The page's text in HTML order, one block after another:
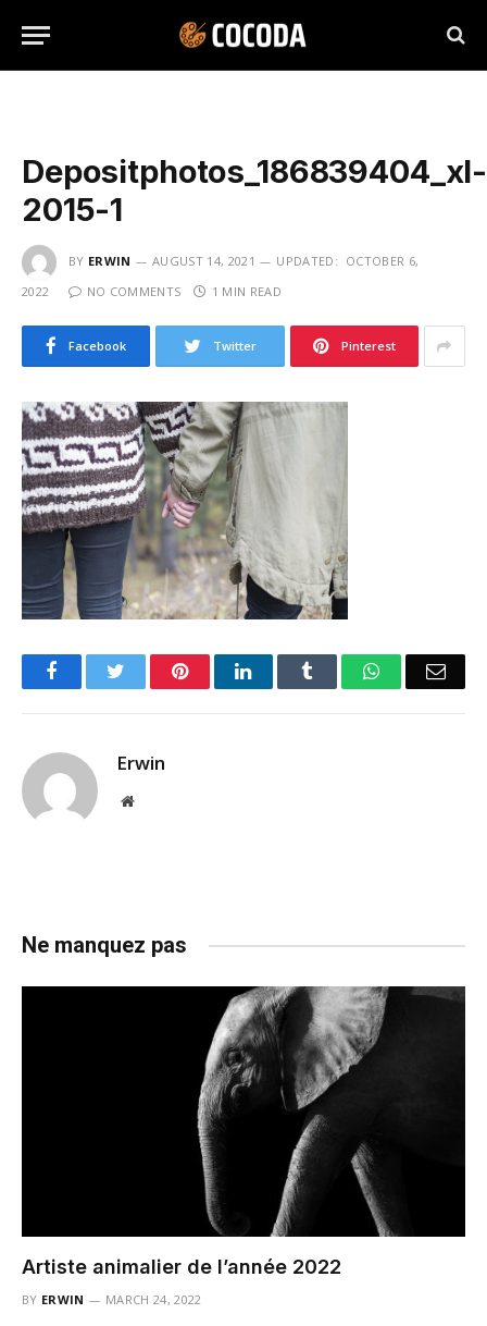
Depositphotos_186839404_xl-
2015-1
BY ERWIN AUGUST 14, 2021 UPDATED: OCTOBER 6,
2022
NO COMMENTS 1 MIN READ
Facebook Twitter Pinterest
FacebookTwitter PinterestLinkedIn Tumblr WhatsApp
Erwin
Website
Ne manquez pas
Artiste animalier de l’année 2022
BY ERWIN MARCH 24, 2022